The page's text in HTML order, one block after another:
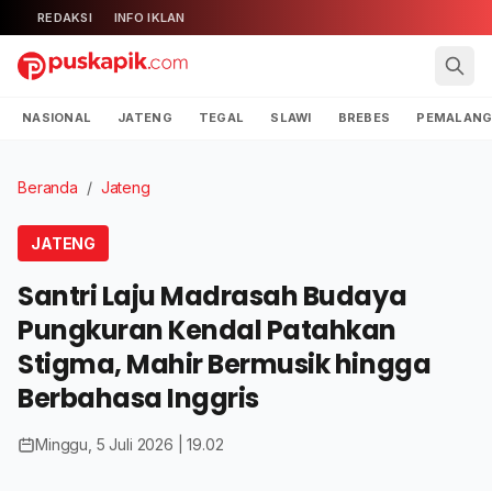
REDAKSI INFO IKLAN
NASIONAL JATENG TEGAL SLAWI BREBES PEMALANG
Beranda / Jateng
JATENG
Santri Laju Madrasah Budaya
Pungkuran Kendal Patahkan
Stigma, Mahir Bermusik hingga
Berbahasa Inggris
Minggu, 5 Juli 2026 | 19.02